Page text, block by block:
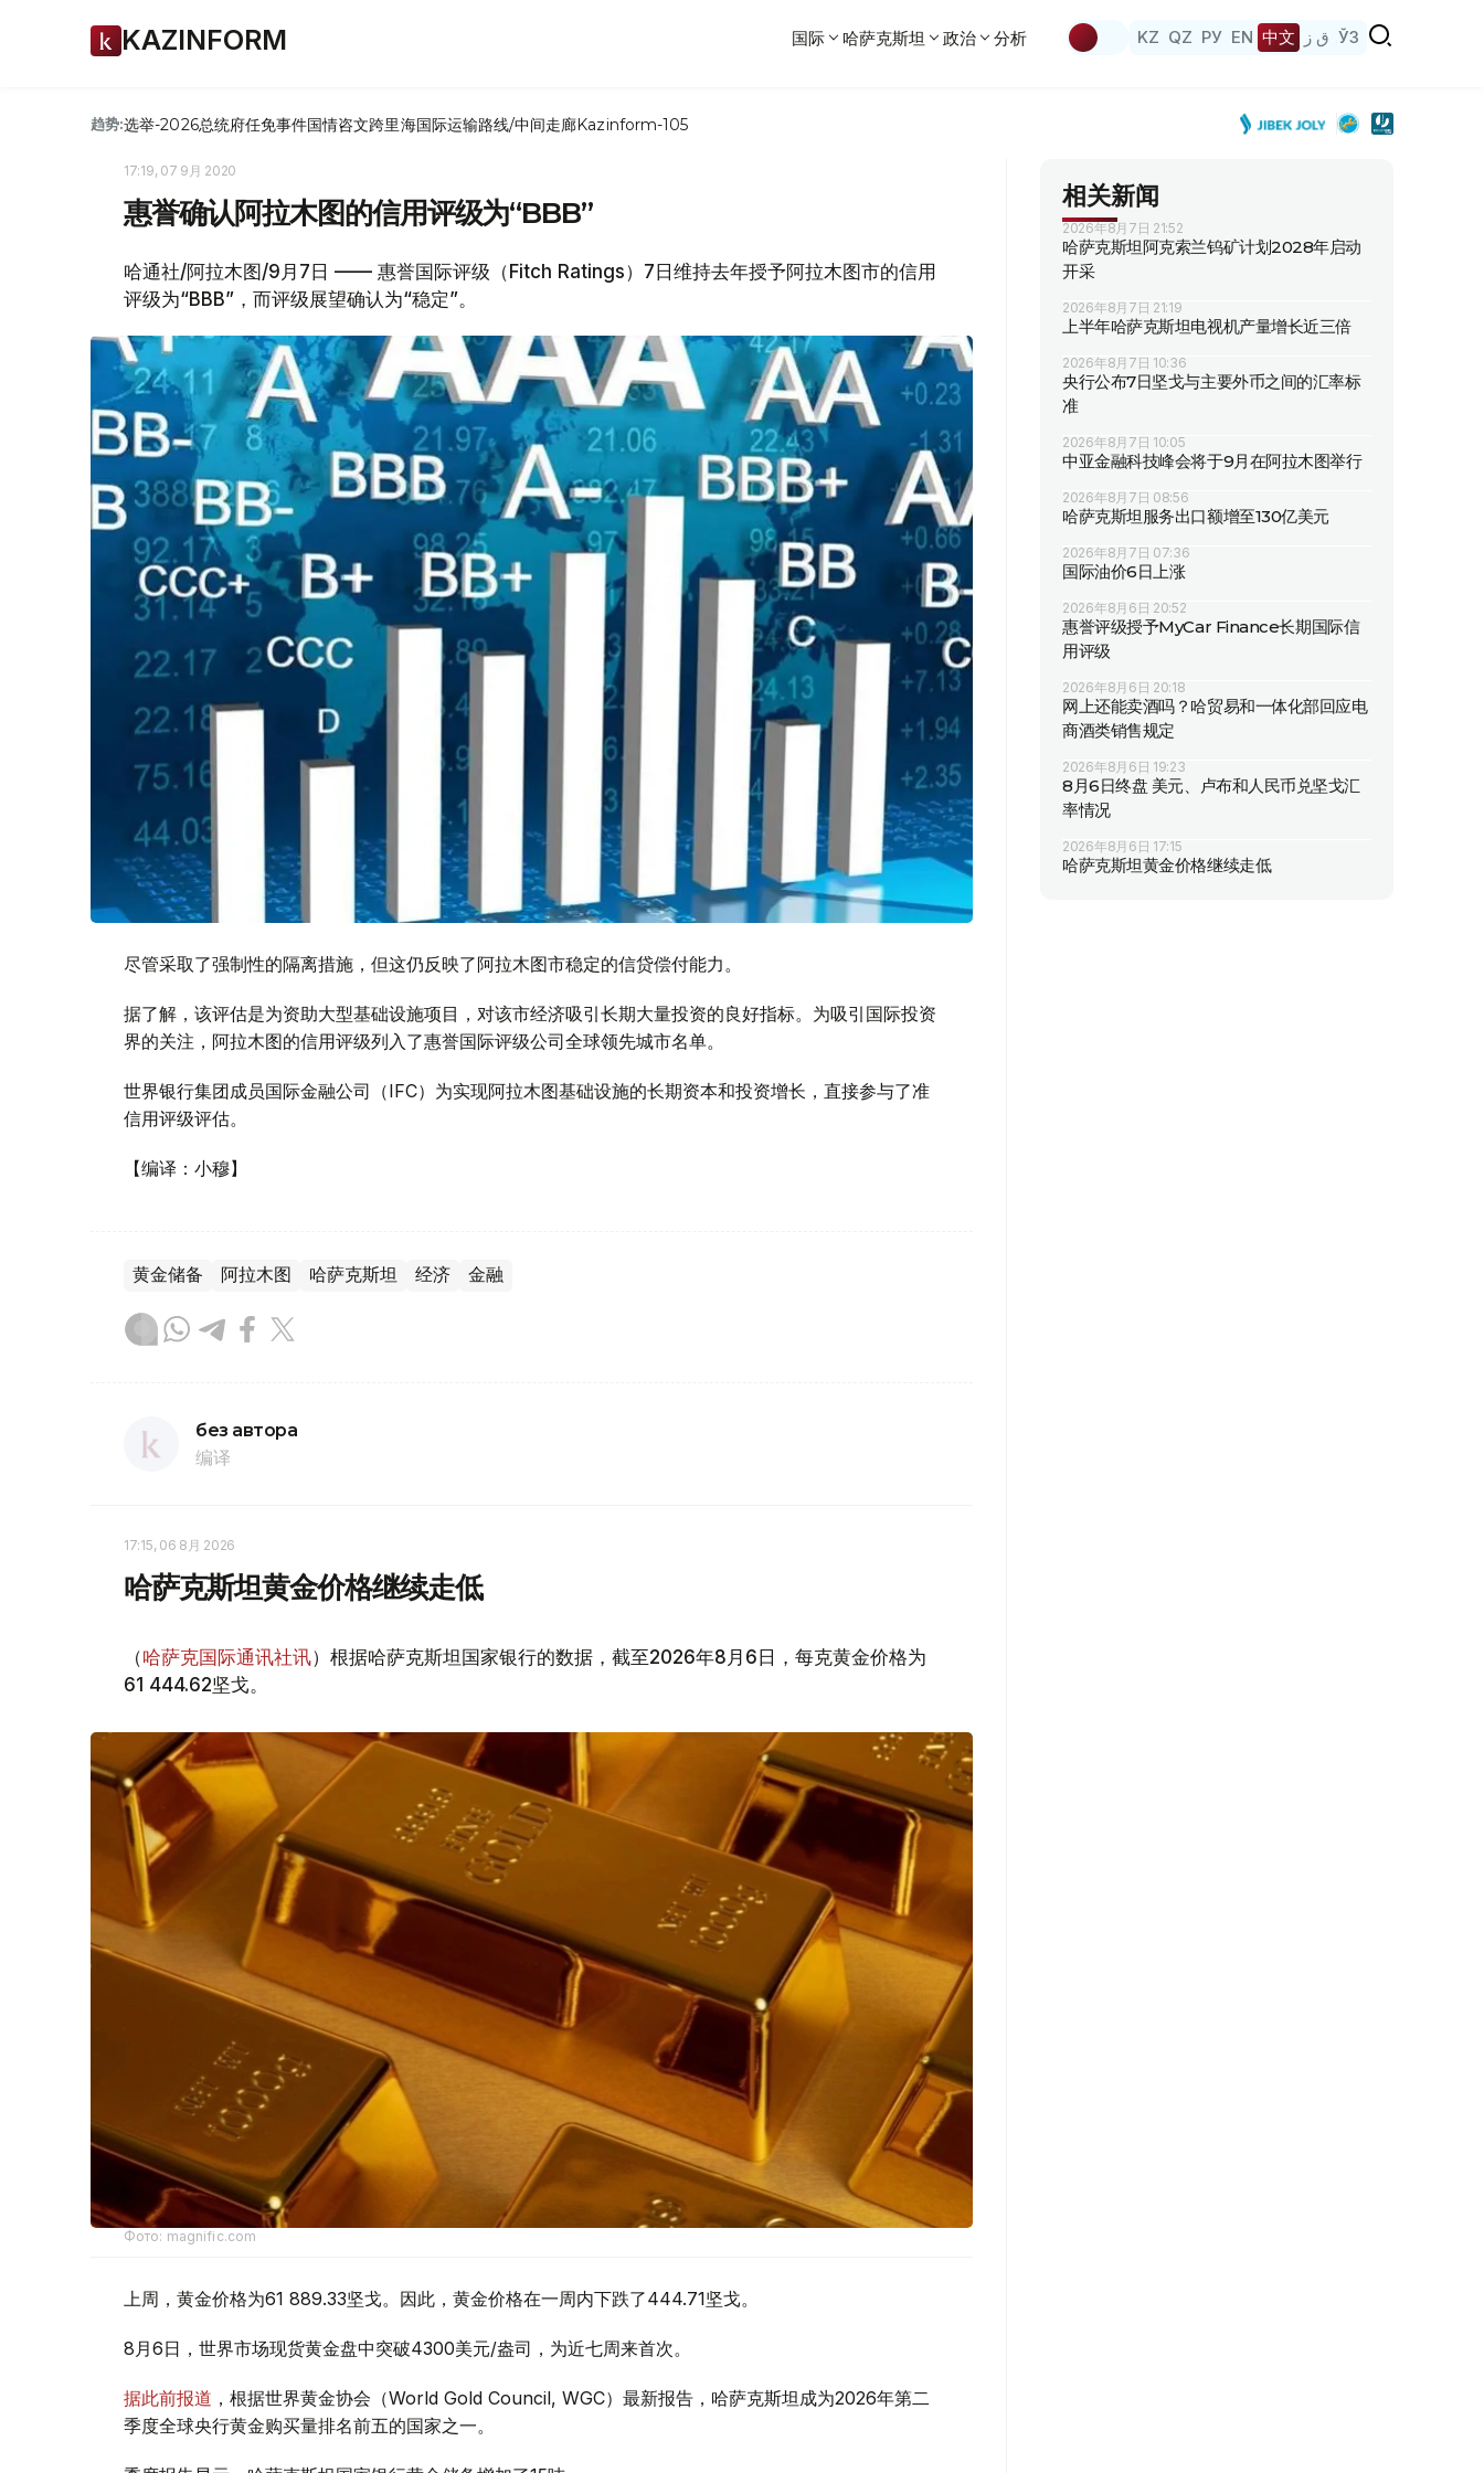
KAZINFORM 国际 哈萨克斯坦 政治 分析 KZ QZ РУ EN 中文 ق ز ЎЗ
趋势:选举-2026总统府任免事件国情咨文跨里海国际运输路线/中间走廊Kazinform-105
17:19, 07 9月 2020
惠誉确认阿拉木图的信用评级为“BBB”
哈通社/阿拉木图/9月7日 —— 惠誉国际评级（Fitch Ratings）7日维持去年授予阿拉木图市的信用
评级为“BBB”，而评级展望确认为“稳定”。
尽管采取了强制性的隔离措施，但这仍反映了阿拉木图市稳定的信贷偿付能力。
据了解，该评估是为资助大型基础设施项目，对该市经济吸引长期大量投资的良好指标。为吸引国际投资
界的关注，阿拉木图的信用评级列入了惠誉国际评级公司全球领先城市名单。
世界银行集团成员国际金融公司（IFC）为实现阿拉木图基础设施的长期资本和投资增长，直接参与了准
信用评级评估。
【编译：小穆】
黄金储备 阿拉木图 哈萨克斯坦 经济 金融
без автора
编译
17:15, 06 8月 2026
哈萨克斯坦黄金价格继续走低
（哈萨克国际通讯社讯）根据哈萨克斯坦国家银行的数据，截至2026年8月6日，每克黄金价格为
61 444.62坚戈。
Фото: magnific.com
上周，黄金价格为61 889.33坚戈。因此，黄金价格在一周内下跌了444.71坚戈。
8月6日，世界市场现货黄金盘中突破4300美元/盎司，为近七周来首次。
据此前报道 ，根据世界黄金协会（World Gold Council, WGC）最新报告，哈萨克斯坦成为2026年第二
季度全球央行黄金购买量排名前五的国家之一。
相关新闻
2026年8月7日 21:52
哈萨克斯坦阿克索兰钨矿计划2028年启动
开采
2026年8月7日 21:19
上半年哈萨克斯坦电视机产量增长近三倍
2026年8月7日 10:36
央行公布7日坚戈与主要外币之间的汇率标
准
2026年8月7日 10:05
中亚金融科技峰会将于9月在阿拉木图举行
2026年8月7日 08:56
哈萨克斯坦服务出口额增至130亿美元
2026年8月7日 07:36
国际油价6日上涨
2026年8月6日 20:52
惠誉评级授予MyCar Finance长期国际信
用评级
2026年8月6日 20:18
网上还能卖酒吗？哈贸易和一体化部回应电
商酒类销售规定
2026年8月6日 19:23
8月6日终盘 美元、卢布和人民币兑坚戈汇
率情况
2026年8月6日 17:15
哈萨克斯坦黄金价格继续走低